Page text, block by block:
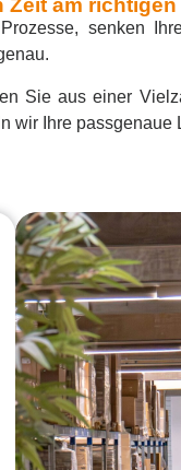
am richtigen
senken
Sie aus einer
wir Ihre passgenaue